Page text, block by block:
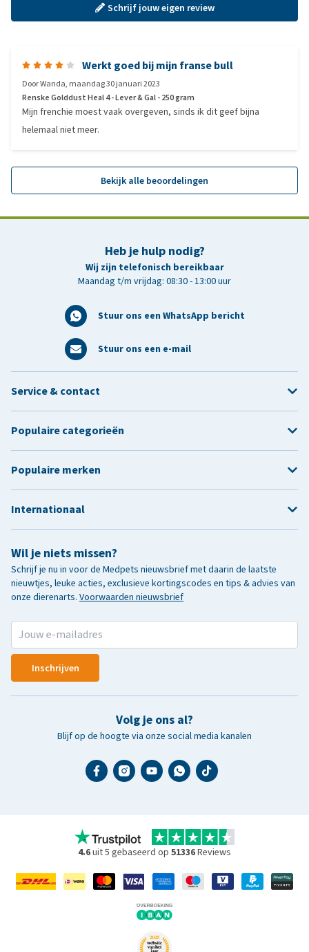
Schrijf jouw eigen review
Werkt goed bij mijn franse bull
DoorWanda, maandag 30 januari 2023
Renske Golddust Heal 4 - Lever & Gal - 250 gram
Mijn frenchie moest vaak overgeven, sinds ik dit geef bijna
helemaal niet meer.
Bekijk alle beoordelingen
Heb je hulp nodig?
Wij zijn telefonisch bereikbaar
Maandag t/m vrijdag: 08:30 - 13:00 uur
Stuur ons een WhatsApp bericht
Stuur ons een e-mail
Wil je niets missen?
Schrijf je nu in voor de Medpets nieuwsbrief met daarin de laatste
nieuwtjes, leuke acties, exclusieve kortingscodes en tips & advies van
onze dierenarts. Voorwaarden nieuwsbrief
Inschrijven
Volg je ons al?
Blijf op de hoogte via onze social media kanalen
Service & contact
Populaire categorieën
Populaire merken
Internationaal
4.6uit 5 gebaseerd op 51336Reviews